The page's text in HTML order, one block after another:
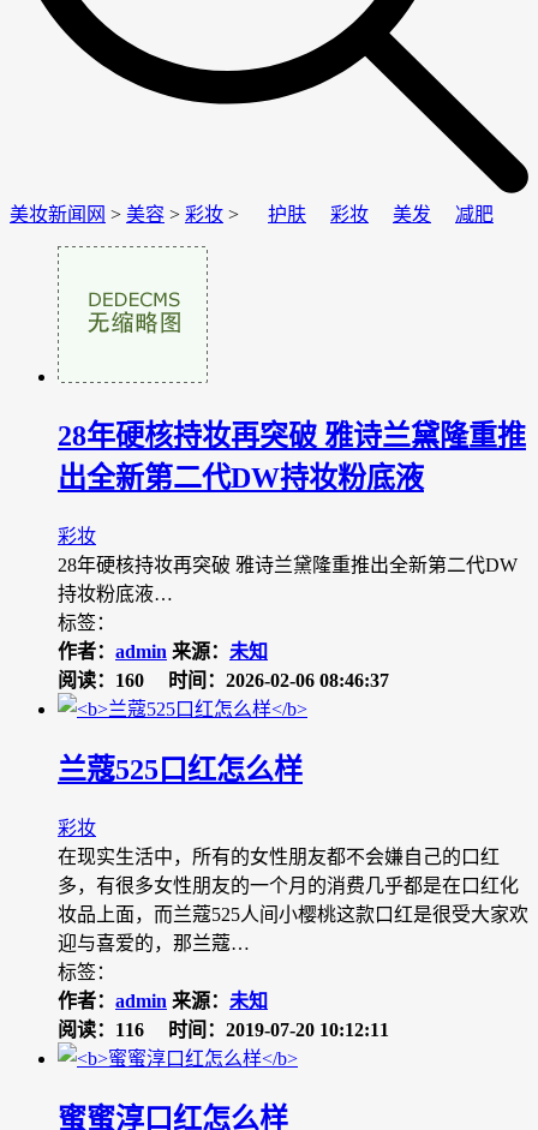
美妆新闻网 > 美容 > 彩妆 > 护肤 彩妆 美发 减肥
28年硬核持妆再突破 雅诗兰黛隆重推
出全新第二代DW持妆粉底液
彩妆
28年硬核持妆再突破 雅诗兰黛隆重推出全新第二代DW
持妆粉底液…
标签：
作者： admin 来源： 未知
阅读：160
时间：2026-02-06 08:46:37
兰蔻525口红怎么样
彩妆
在现实生活中，所有的女性朋友都不会嫌自己的口红
多，有很多女性朋友的一个月的消费几乎都是在口红化
妆品上面，而兰蔻525人间小樱桃这款口红是很受大家欢
迎与喜爱的，那兰蔻…
标签：
作者： admin 来源： 未知
阅读：116
时间：2019-07-20 10:12:11
蜜蜜淳口红怎么样